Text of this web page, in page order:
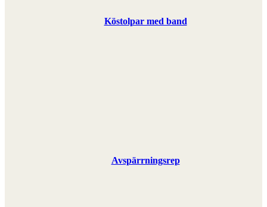
Köstolpar med band
Avspärrningsrep